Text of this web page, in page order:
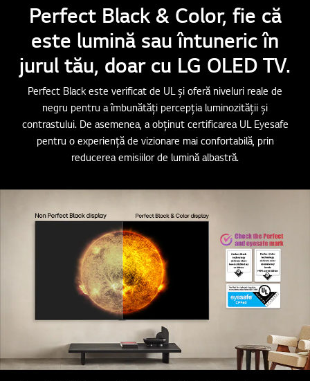
Perfect Black & Color, fie că
este lumină sau întuneric în
jurul tău, doar cu LG OLED TV.
Perfect Black este verificat de UL și oferă niveluri reale de
negru pentru a îmbunătăți percepția luminozității și
contrastului. De asemenea, a obținut certificarea UL Eyesafe
pentru o experiență de vizionare mai confortabilă, prin
reducerea emisiilor de lumină albastră.